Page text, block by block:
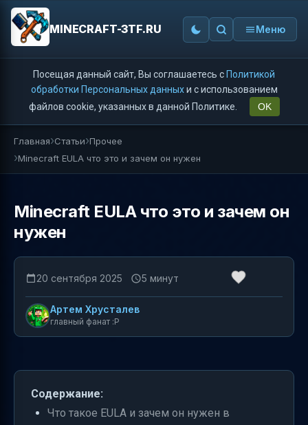
MINECRAFT-3TF.RU Меню
Посещая данный сайт, Вы соглашаетесь с Политикой
обработки Персональных данныхи с использованием
файлов cookie, указанных в данной Политике.
OK
Главная Статьи Прочее
Minecraft EULA что это и зачем он нужен
Minecraft EULA что это и зачем он
нужен
20 сентября 2025 5 минут
Артем Хрусталев
главный фанат :P
Содержание:
Что такое EULA и зачем он нужен в